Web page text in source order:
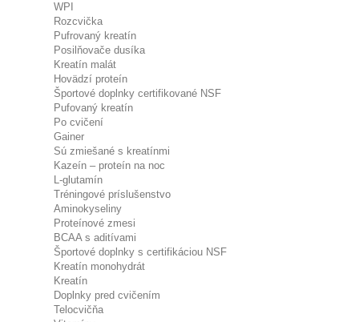
WPI
Rozcvička
Pufrovaný kreatín
Posilňovače dusíka
Kreatín malát
Hovädzí proteín
Športové doplnky certifikované NSF
Pufovaný kreatín
Po cvičení
Gainer
Sú zmiešané s kreatínmi
Kazeín – proteín na noc
L-glutamín
Tréningové príslušenstvo
Aminokyseliny
Proteínové zmesi
BCAA s aditívami
Športové doplnky s certifikáciou NSF
Kreatín monohydrát
Kreatín
Doplnky pred cvičením
Telocvičňa